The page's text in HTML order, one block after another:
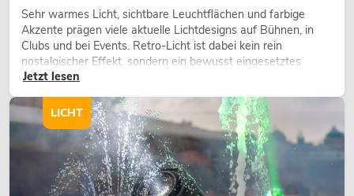
Sehr warmes Licht, sichtbare Leuchtflächen und farbige
Akzente prägen viele aktuelle Lichtdesigns auf Bühnen, in
Clubs und bei Events. Retro-Licht ist dabei kein rein
nostalgischer Effekt, sondern ein bewusst eingesetztes
Gestaltungsmittel: Es schafft Atmosphäre, gibt Szenen
wirken lassen.
Jetzt lesen
LICHT